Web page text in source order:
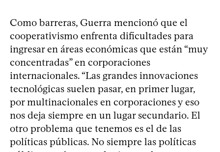
Como barreras, Guerra mencionó que el
cooperativismo enfrenta dificultades para
ingresar en áreas económicas que están “muy
concentradas” en corporaciones
internacionales. “Las grandes innovaciones
tecnológicas suelen pasar, en primer lugar,
por multinacionales en corporaciones y eso
nos deja siempre en un lugar secundario. El
otro problema que tenemos es el de las
políticas públicas. No siempre las políticas